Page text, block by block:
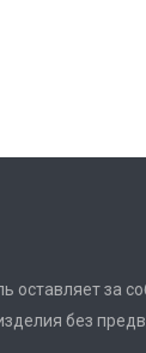
оставляет за
без